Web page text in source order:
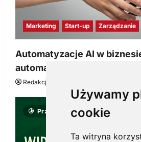
Używamy
cookie
Ta witryna
Marketing Start-up Zarządzanie
Automatyzacje AI w
automatyzacji i korzyści dla
Redakcja KnowMore.pl
Przeczytano 8 minut